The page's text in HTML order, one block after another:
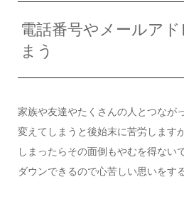
電話番号やメールア
まう
家族や友達やたくさんの人とつなが
変えてしまうと後始末に苦労します
しまったらその面倒もやむを得ない
ダウンできるので心苦しい思いをす